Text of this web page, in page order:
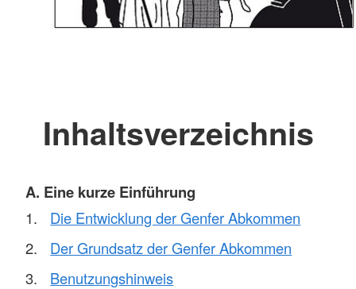
Inhaltsverzeichnis
A. Eine kurze Einführung
Die Entwicklung der Genfer Abkommen
Der Grundsatz der Genfer Abkommen
Benutzungshinweis